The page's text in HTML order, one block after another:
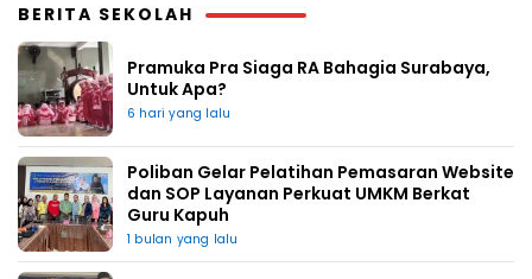
BERITA SEKOLAH
Pramuka Pra Siaga RA Bahagia Surabaya,
Untuk Apa?
6 hari yang lalu
Poliban Gelar Pelatihan Pemasaran Website
dan SOP Layanan Perkuat UMKM Berkat
Guru Kapuh
1 bulan yang lalu